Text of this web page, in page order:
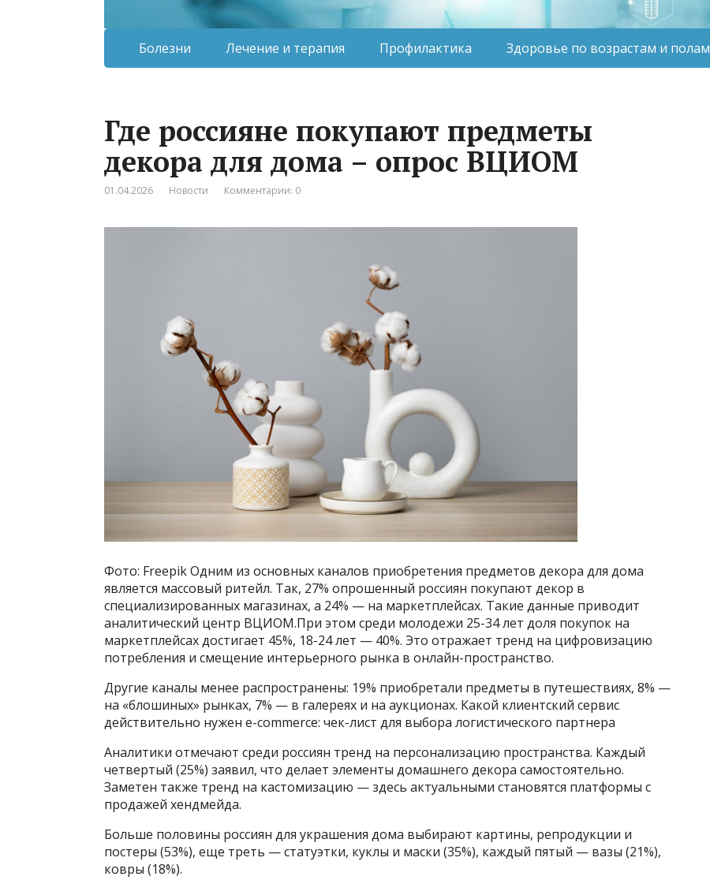
Болезни Лечение и терапия Профилактика Здоровье по возрастам и полам
Где россияне покупают предметы
декора для дома – опрос ВЦИОМ
01.04.2026 Новости Комментарии: 0
Фото: Freepik Одним из основных каналов приобретения предметов декора для дома
является массовый ритейл. Так, 27% опрошенный россиян покупают декор в
специализированных магазинах, а 24% — на маркетплейсах. Такие данные приводит
аналитический центр ВЦИОМ.При этом среди молодежи 25-34 лет доля покупок на
маркетплейсах достигает 45%, 18-24 лет — 40%. Это отражает тренд на цифровизацию
потребления и смещение интерьерного рынка в онлайн-пространство.
Другие каналы менее распространены: 19% приобретали предметы в путешествиях, 8% —
на «блошиных» рынках, 7% — в галереях и на аукционах. Какой клиентский сервис
действительно нужен e-commerce: чек-лист для выбора логистического партнера
Аналитики отмечают среди россиян тренд на персонализацию пространства. Каждый
четвертый (25%) заявил, что делает элементы домашнего декора самостоятельно.
Заметен также тренд на кастомизацию — здесь актуальными становятся платформы с
продажей хендмейда.
Больше половины россиян для украшения дома выбирают картины, репродукции и
постеры (53%), еще треть — статуэтки, куклы и маски (35%), каждый пятый — вазы (21%),
ковры (18%).